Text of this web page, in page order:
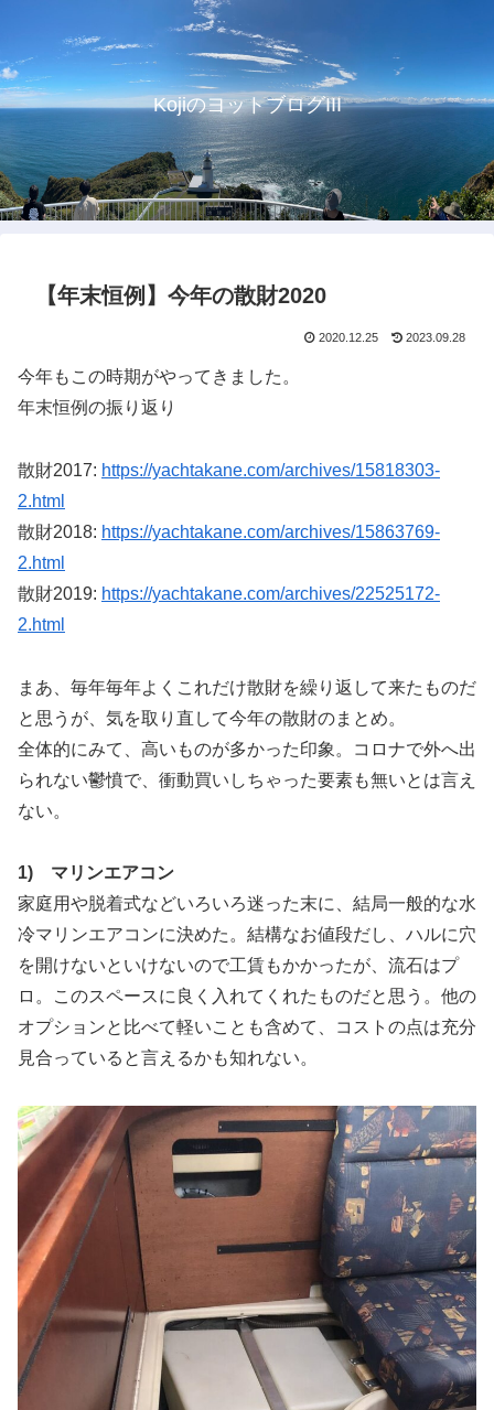
KojiのヨットブログIII
【年末恒例】今年の散財2020
2020.12.25 2023.09.28
今年もこの時期がやってきました。
年末恒例の振り返り
散財2017: https://yachtakane.com/archives/15818303-
2.html
散財2018: https://yachtakane.com/archives/15863769-
2.html
散財2019: https://yachtakane.com/archives/22525172-
2.html
まあ、毎年毎年よくこれだけ散財を繰り返して来たものだ
と思うが、気を取り直して今年の散財のまとめ。
全体的にみて、高いものが多かった印象。コロナで外へ出
られない鬱憤で、衝動買いしちゃった要素も無いとは言え
ない。
1) マリンエアコン
家庭用や脱着式などいろいろ迷った末に、結局一般的な水
冷マリンエアコンに決めた。結構なお値段だし、ハルに穴
を開けないといけないので工賃もかかったが、流石はプ
ロ。このスペースに良く入れてくれたものだと思う。他の
オプションと比べて軽いことも含めて、コストの点は充分
見合っていると言えるかも知れない。